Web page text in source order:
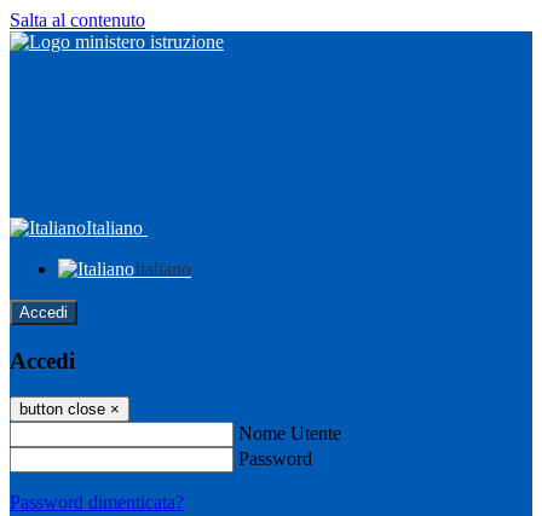
Salta al contenuto
Italiano
Italiano
Accedi
Accedi
button close ×
Nome Utente
Password
Password dimenticata?